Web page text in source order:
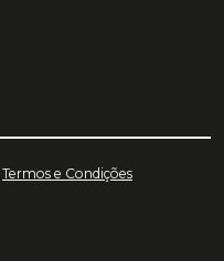
Termos e Condições